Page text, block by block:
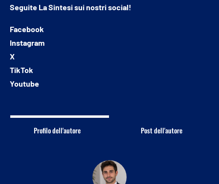
Seguite La Sintesisui nostri social!
Facebook
Instagram
X
TikTok
Youtube
Profilo dell'autore Post dell'autore